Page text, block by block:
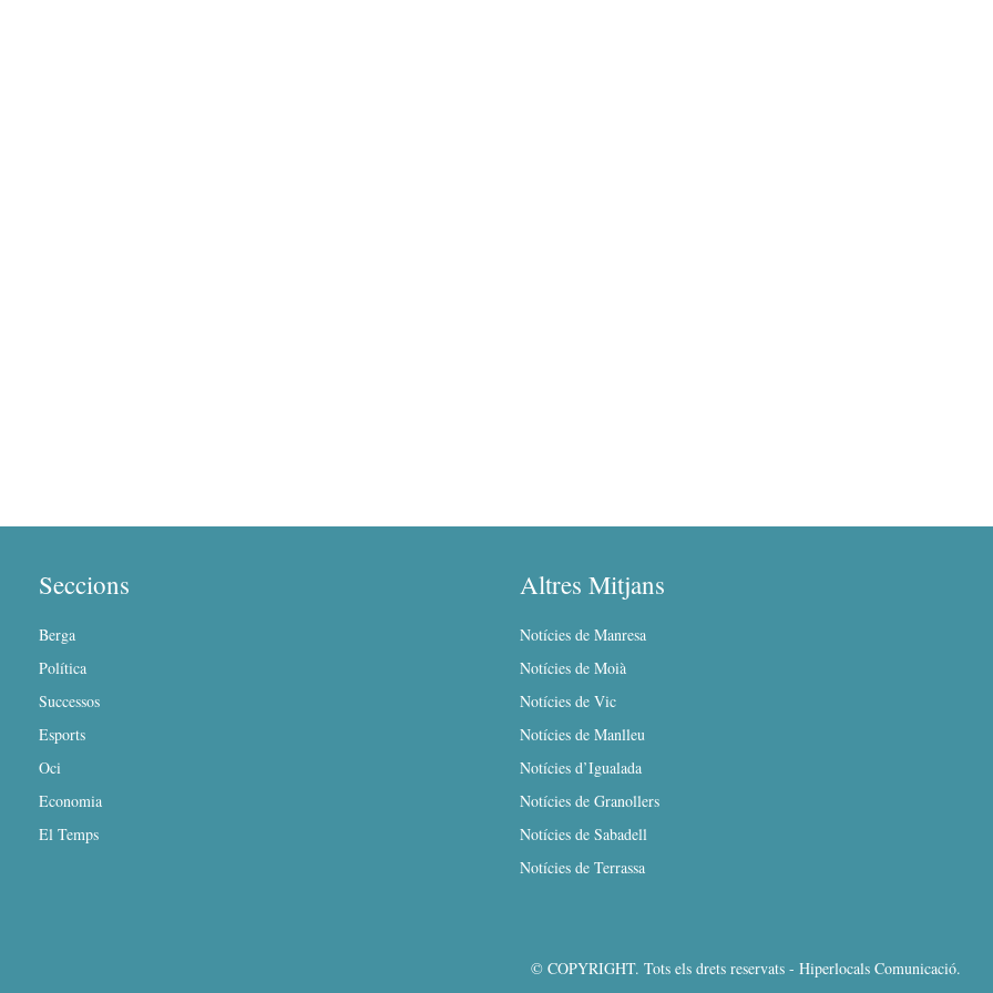
Seccions
Berga
Política
Successos
Esports
Oci
Economia
El Temps
Altres Mitjans
Notícies de Manresa
Notícies de Moià
Notícies de Vic
Notícies de Manlleu
Notícies d’Igualada
Notícies de Granollers
Notícies de Sabadell
Notícies de Terrassa
© COPYRIGHT. Tots els drets reservats - Hiperlocals Comunicació.